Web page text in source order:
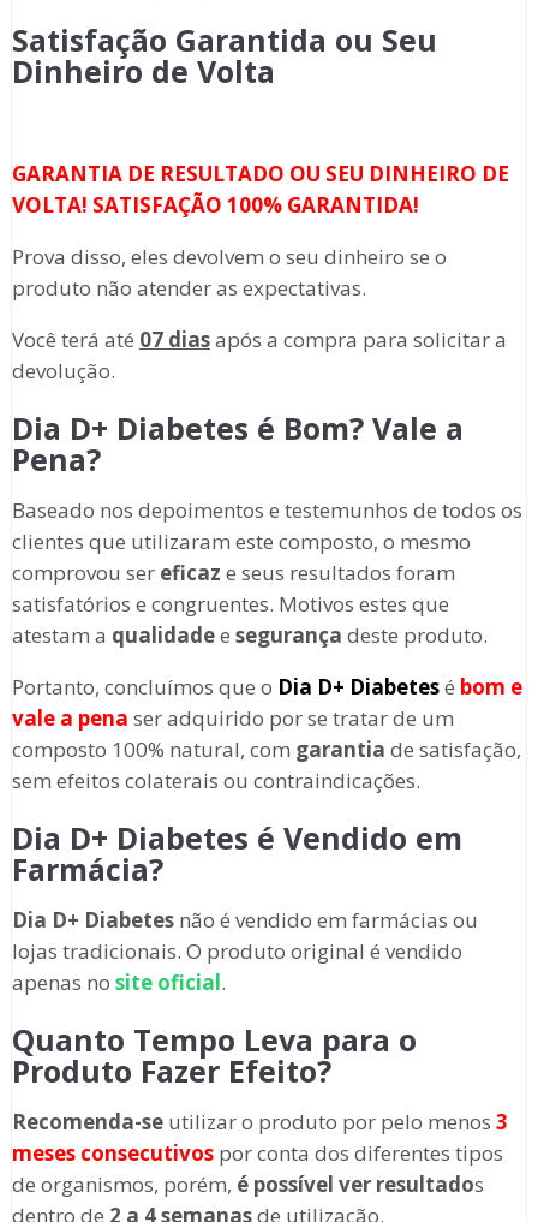
Satisfação Garantida ou Seu
Dinheiro de Volta
GARANTIA DE RESULTADO OU SEU DINHEIRO DE
VOLTA! SATISFAÇÃO 100% GARANTIDA!
Prova disso, eles devolvem o seu dinheiro se o
produto não atender as expectativas.
Você terá até 07 diasapós a compra para solicitar a
devolução.
Dia D+ Diabetes é Bom? Vale a
Pena?
Baseado nos depoimentos e testemunhos de todos os
clientes que utilizaram este composto, o mesmo
comprovou ser eficaz e seus resultados foram
satisfatórios e congruentes. Motivos estes que
atestam a qualidadee segurança deste produto.
Portanto, concluímos que o Dia D+ Diabetesé bom e
vale a pena ser adquirido por se tratar de um
composto 100% natural, com garantia de satisfação,
sem efeitos colaterais ou contraindicações.
Dia D+ Diabetes é Vendido em
Farmácia?
Dia D+ Diabetesnão é vendido em farmácias ou
lojas tradicionais. O produto original é vendido
apenas no site oficial.
Quanto Tempo Leva para o
Produto Fazer Efeito?
Recomenda-seutilizar o produto por pelo menos 3
meses consecutivospor conta dos diferentes tipos
de organismos, porém, é possível ver resultados
dentro de 2 a 4 semanasde utilização.